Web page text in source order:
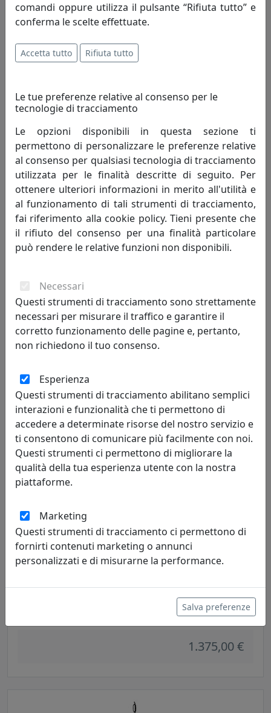
LAMPADARIO COLLEZIONE SANREMO C410-3
Ferroluce
776,00 €
LAMPADARIO COLLEZIONE SANREMO C410-5
Ferroluce
1.031,00 €
LAMPADARIO COLLEZIONE SANREMO C410-8
1.375,00 €
comandi oppure utilizza il pulsante “Rifiuta tutto” e
conferma le scelte effettuate.
Accetta tutto Rifiuta tutto
Le tue preferenze relative al consenso per le
tecnologie di tracciamento
Le opzioni disponibili in questa sezione ti
permettono di personalizzare le preferenze relative
al consenso per qualsiasi tecnologia di tracciamento
utilizzata per le finalità descritte di seguito. Per
ottenere ulteriori informazioni in merito all'utilità e
al funzionamento di tali strumenti di tracciamento,
fai riferimento alla cookie policy. Tieni presente che
il rifiuto del consenso per una finalità particolare
può rendere le relative funzioni non disponibili.
Necessari
Questi strumenti di tracciamento sono strettamente
necessari per misurare il traffico e garantire il
corretto funzionamento delle pagine e, pertanto,
non richiedono il tuo consenso.
Esperienza
Questi strumenti di tracciamento abilitano semplici
interazioni e funzionalità che ti permettono di
accedere a determinate risorse del nostro servizio e
ti consentono di comunicare più facilmente con noi.
Questi strumenti ci permettono di migliorare la
qualità della tua esperienza utente con la nostra
piattaforme.
Marketing
Questi strumenti di tracciamento ci permettono di
fornirti contenuti marketing o annunci
personalizzati e di misurarne la performance.
Salva preferenze